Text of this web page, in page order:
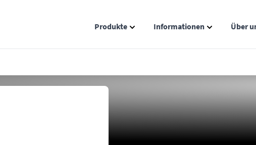
Produkte
Informationen
Über